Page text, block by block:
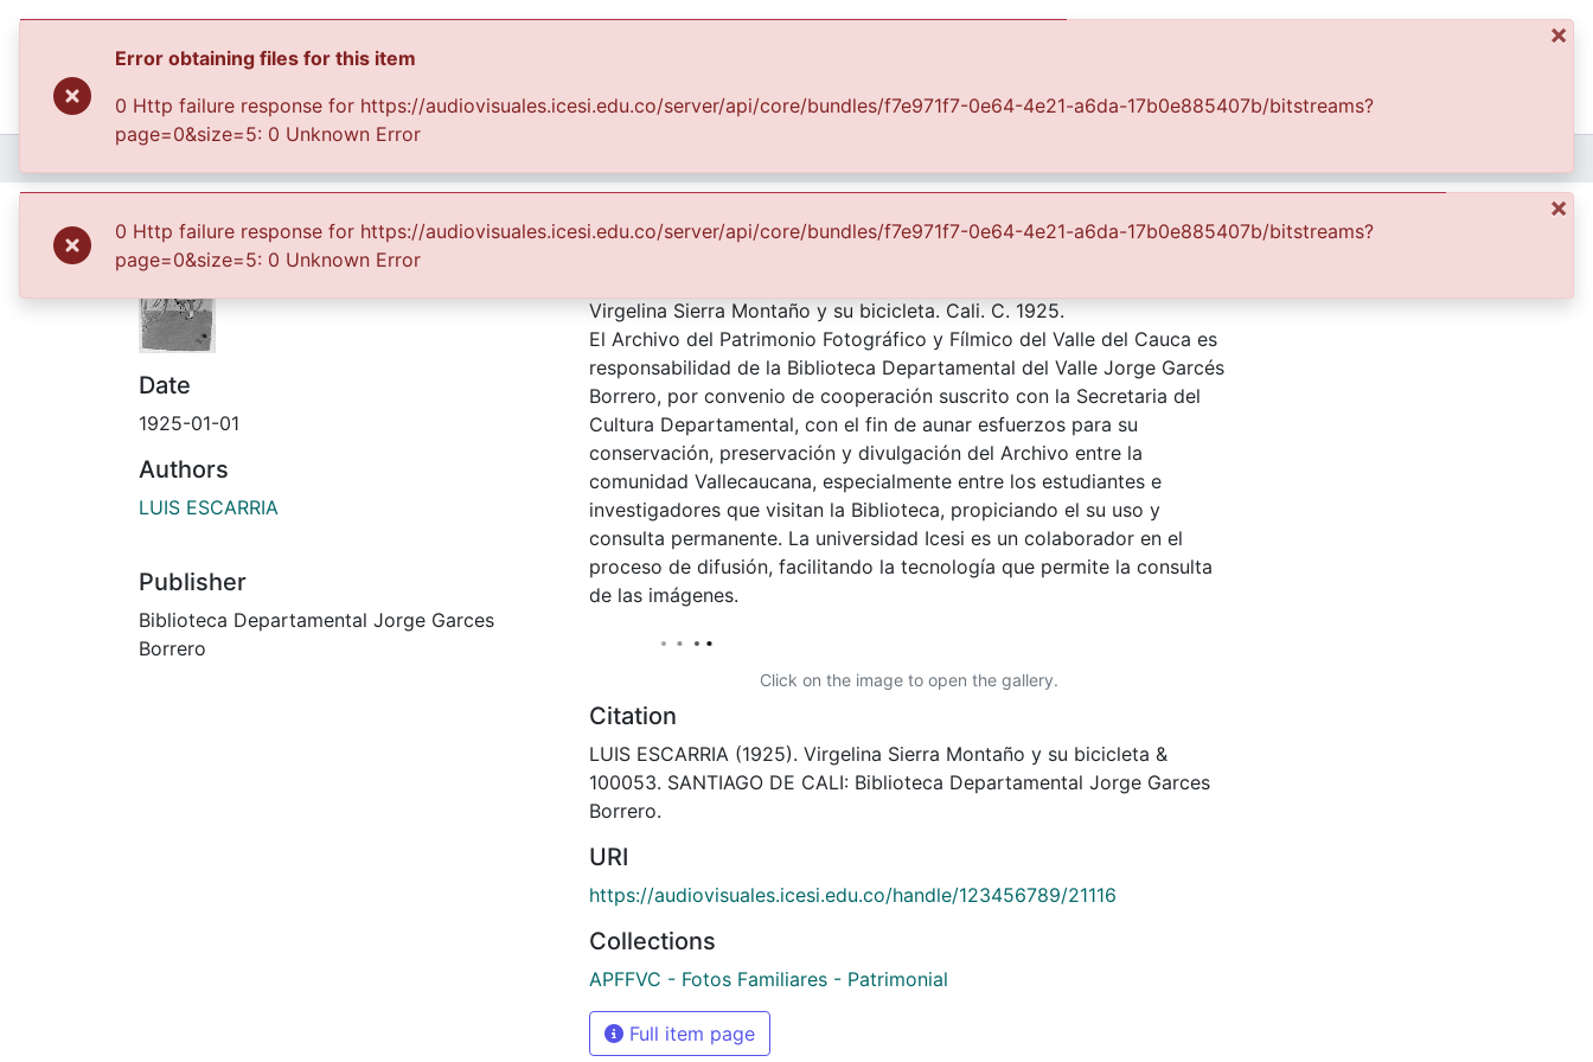
Virgelina Sierra Montaño y su bicicleta
Date
1925-01-01
Authors
LUIS ESCARRIA
Publisher
Biblioteca Departamental Jorge Garces
Borrero
Virgelina Sierra Montaño y su bicicleta. Cali. C. 1925.
El Archivo del Patrimonio Fotográfico y Fílmico del Valle del Cauca es
responsabilidad de la Biblioteca Departamental del Valle Jorge Garcés
Borrero, por convenio de cooperación suscrito con la Secretaria del
Cultura Departamental, con el fin de aunar esfuerzos para su
conservación, preservación y divulgación del Archivo entre la
comunidad Vallecaucana, especialmente entre los estudiantes e
investigadores que visitan la Biblioteca, propiciando el su uso y
consulta permanente. La universidad Icesi es un colaborador en el
proceso de difusión, facilitando la tecnología que permite la consulta
de las imágenes.
Click on the image to open the gallery.
Citation
LUIS ESCARRIA (1925). Virgelina Sierra Montaño y su bicicleta &
100053. SANTIAGO DE CALI: Biblioteca Departamental Jorge Garces
Borrero.
URI
https://audiovisuales.icesi.edu.co/handle/123456789/21116
Collections
APFFVC - Fotos Familiares - Patrimonial
Full item page
×
Error obtaining files for this item
0 Http failure response for https://audiovisuales.icesi.edu.co/server/api/core/bundles/f7e971f7-0e64-4e21-a6da-17b0e885407b/bitstreams?
page=0&size=5: 0 Unknown Error
×
0 Http failure response for https://audiovisuales.icesi.edu.co/server/api/core/bundles/f7e971f7-0e64-4e21-a6da-17b0e885407b/bitstreams?
page=0&size=5: 0 Unknown Error